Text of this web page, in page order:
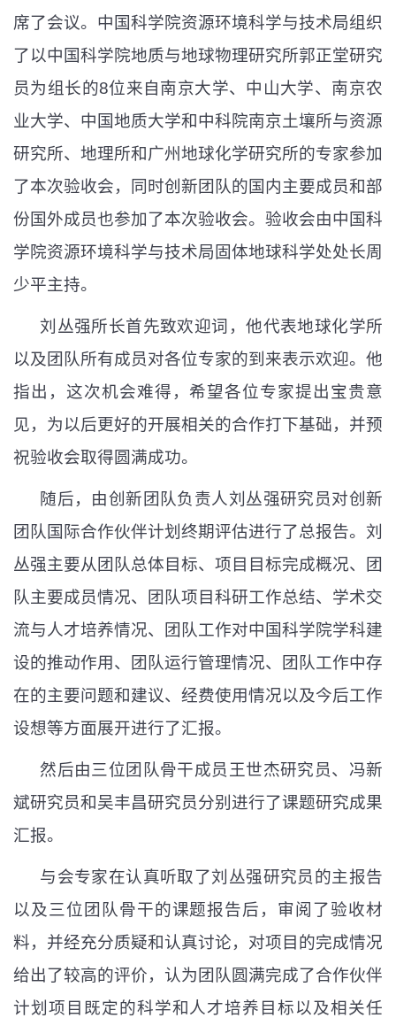
席了会议。 中国科学院资源环境科学与技术局组织
了以中国科学院地质与地球物理研究所郭正堂研究
员为组长的8位来自南京大学、中山大学、南京农
业大学、中国地质大学和中科院南京土壤所与资源
研究所、地理所和广州地球化学研究所的专家参加
了本次验收会，同时创新团队的国内主要成员和部
份国外成员也参加了本次验收会。验收会由中国科
学院资源环境科学与技术局固体地球科学处处长周
少平主持。
刘丛强所长首先致欢迎词，他代表地球化学所
以及团队所有成员对各位专家的到来表示欢迎。他
指出，这次机会难得，希望各位专家提出宝贵意
见，为以后更好的开展相关的合作打下基础，并预
祝验收会取得圆满成功。
随后，由创新团队负责人刘丛强研究员对创新
团队国际合作伙伴计划终期评估进行了总报告。刘
丛强主要从团队总体目标、项目目标完成概况、团
队主要成员情况、团队项目科研工作总结、学术交
流与人才培养情况、团队工作对中国科学院学科建
设的推动作用、团队运行管理情况、团队工作中存
在的主要问题和建议、经费使用情况以及今后工作
设想等方面展开进行了汇报。
然后由三位团队骨干成员王世杰研究员、冯新
斌研究员和吴丰昌研究员分别进行了课题研究成果
汇报。
与会专家在认真听取了刘丛强研究员的主报告
以及三位团队骨干的课题报告后，审阅了验收材
料，并经充分质疑和认真讨论，对项目的完成情况
给出了较高的评价，认为团队圆满完成了合作伙伴
计划项目既定的科学和人才培养目标以及相关任